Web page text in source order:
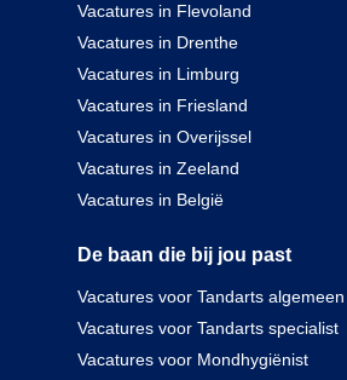
Vacatures in Flevoland
Vacatures in Drenthe
Vacatures in Limburg
Vacatures in Friesland
Vacatures in Overijssel
Vacatures in Zeeland
Vacatures in België
De baan die bij jou past
Vacatures voor Tandarts algemeen
Vacatures voor Tandarts specialist
Vacatures voor Mondhygiënist